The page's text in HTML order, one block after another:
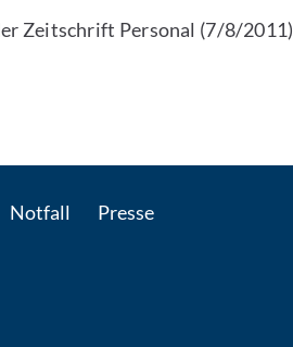
Zeitschrift Personal (7/8/2011)
Notfall Presse